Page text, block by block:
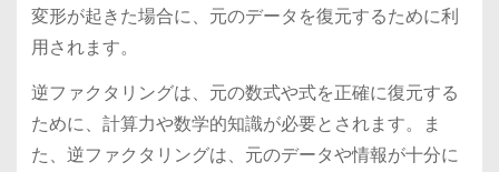
変形が起きた場合に、元のデータを復元するために利
用されます。
逆ファクタリングは、元の数式や式を正確に復元する
ために、計算力や数学的知識が必要とされます。ま
た、逆ファクタリングは、元のデータや情報が十分に